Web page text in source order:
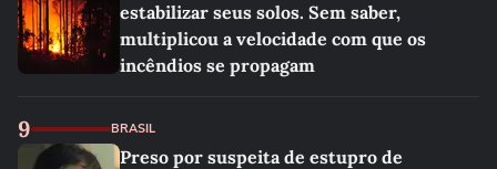
estabilizar seus solos. Sem saber,
multiplicou a velocidade com que os
incêndios se propagam
9 BRASIL
Preso por suspeita de estupro de